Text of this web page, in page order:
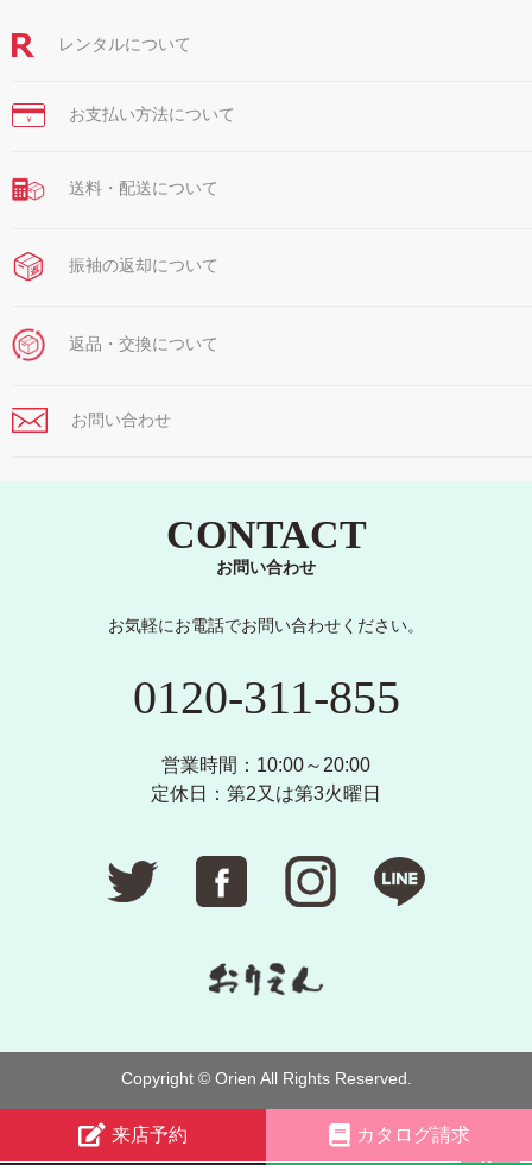
レンタルについて
￥ お支払い方法について
送料・配送について
振袖の返却について
返品・交換について
お問い合わせ
CONTACT
お問い合わせ
お気軽にお電話でお問い合わせください。
0120-311-855
営業時間：10:00～20:00
定休日：第2又は第3火曜日
Copyright © Orien All Rights Reserved.
来店予約 カタログ請求